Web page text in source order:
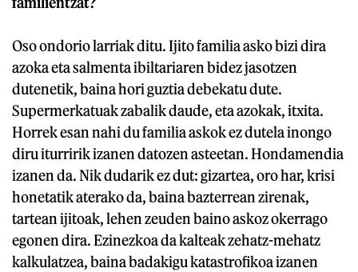
Oso ondorio larriak ditu. Ijito familia asko bizi dira
azoka eta salmenta ibiltariaren bidez jasotzen
dutenetik, baina hori guztia debekatu dute.
Supermerkatuak zabalik daude, eta azokak, itxita.
Horrek esan nahi du familia askok ez dutela inongo
diru iturririk izanen datozen asteetan. Hondamendia
izanen da. Nik dudarik ez dut: gizartea, oro har, krisi
honetatik aterako da, baina bazterrean zirenak,
tartean ijitoak, lehen zeuden baino askoz okerrago
egonen dira. Ezinezkoa da kalteak zehatz-mehatz
kalkulatzea, baina badakigu katastrofikoa izanen